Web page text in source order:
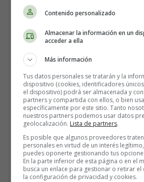
A diferencia de otros tipos de
no puede transmitirla a sus hijos.
Tratamiento de la amiloidosis AL
Actualmente no existe una cura para
depósitos de amiloide no se pueden
directamente.
Pero existen tratamientos para detener
más proteínas anormales y tratar sus
Estos tratamientos pueden darle
limpiar gradualmente los depósitos
Contenido personalizado
Almacenar la información en un
acceder a ella
Más información
Tus datos personales se tratarán y la
dispositivo (cookies, identificadores
el dispositivo) podrá ser almacenada y
partners y compartida con ellos, o bien
específicamente por este sitio. Tanto
nuestros partners podemos usar datos
geolocalización. Lista de partners.
Es posible que algunos proveedores
personales en virtud de un interés
puedes oponerte gestionando tus
En la parte inferior de esta página o en el
busca un enlace para gestionar o retirar el
la configuración de privacidad y cookies.